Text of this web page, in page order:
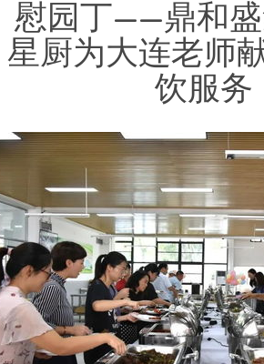
慰园丁——鼎和
星厨为大连老师
饮服务